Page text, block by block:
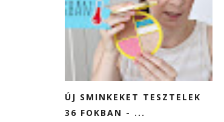
ÚJ SMINKEKET TESZTELEK
36 FOKBAN - ...